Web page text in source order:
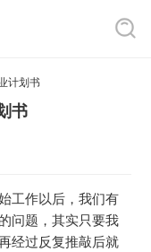
计划书
书
工作以后，我们有
问题，其实只要我
经过反复推敲后就